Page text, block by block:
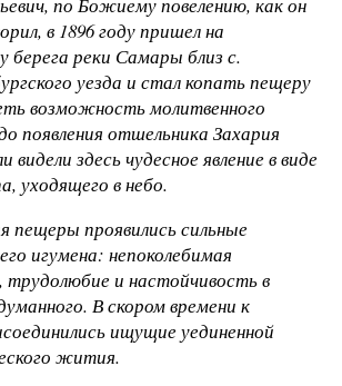
в 1896 году пришел на
берега реки Самары близ с.
уезда и стал копать пещеру
возможность молитвенного
появления отшельника Захария
здесь чудесное явление в виде
уходящего в небо.
пещеры проявились сильные
игумена: непоколебимая
и настойчивость в
В скором времени к
ищущие уединенной
жития.